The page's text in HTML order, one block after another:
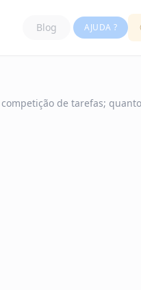
Blog AJUDA ?
de tarefas;